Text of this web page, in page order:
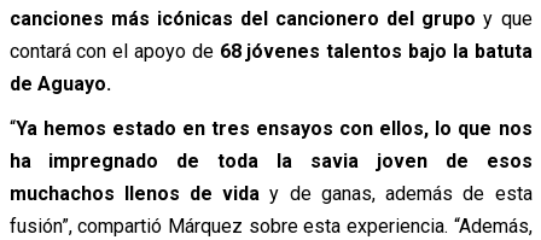
canciones más icónicas del cancionero del grupo y que
contará con el apoyo de68 jóvenes talentos bajo la batuta
de Aguayo.
“Ya hemos estado en tres ensayos con ellos, lo que nos
ha impregnado de toda la savia joven de esos
muchachos llenos de vida y de ganas, además de esta
fusión”, compartió Márquez sobre esta experiencia. “Además,